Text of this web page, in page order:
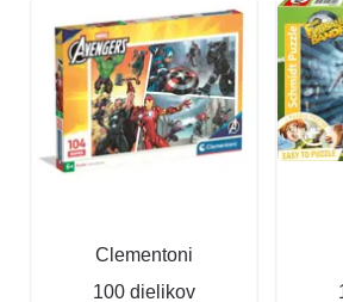
Clementoni
100 dielikov